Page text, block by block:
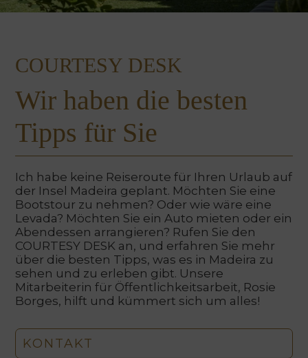
COURTESY DESK
Wir haben die besten
Tipps für Sie
Ich habe keine Reiseroute für Ihren Urlaub auf
der Insel Madeira geplant. Möchten Sie eine
Bootstour zu nehmen? Oder wie wäre eine
Levada? Möchten Sie ein Auto mieten oder ein
Abendessen arrangieren? Rufen Sie den
COURTESY DESK an, und erfahren Sie mehr
über die besten Tipps, was es in Madeira zu
sehen und zu erleben gibt. Unsere
Mitarbeiterin für Öffentlichkeitsarbeit, Rosie
Borges, hilft und kümmert sich um alles!
KONTAKT